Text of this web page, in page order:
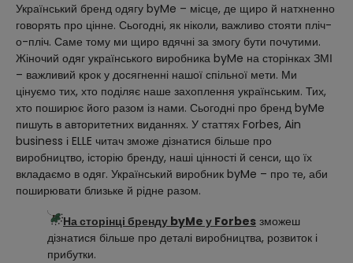
Український бренд одягу byMe – місце, де щиро й натхненно
говорять про цінне. Сьогодні, як ніколи, важливо стояти пліч-
о-пліч. Саме тому ми щиро вдячні за змогу бути почутими.
Жіночий одяг українського виробника byMe на сторінках ЗМІ
– важливий крок у досягненні нашої спільної мети. Ми
цінуємо тих, хто поділяє наше захоплення українським. Тих,
хто поширює його разом із нами. Сьогодні про бренд byMe
пишуть в авторитетних виданнях. У статтях Forbes, Ain
business і ELLE читач зможе дізнатися більше про
виробництво, історію бренду, наші цінності й сенси, що їх
вкладаємо в одяг. Український виробник byMe – про те, аби
поширювати близьке й рідне разом.
На сторінці бренду byMe у Forbes зможеш
дізнатися більше про деталі виробництва, розвиток і
прибутки.